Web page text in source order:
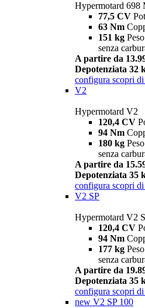
Hypermotard 698
77,5 CV
63 Nm
151 kg
senza
A partire da
Depotenziata 32
configura scopri
V2
Hypermotard V2
120,4 CV
94 Nm
180 kg
senza
A partire da
Depotenziata 35
configura scopri
V2 SP
Hypermotard V2
120,4 CV
94 Nm
177 kg
senza
A partire da
Depotenziata 35
configura scopri
new V2 SP 100